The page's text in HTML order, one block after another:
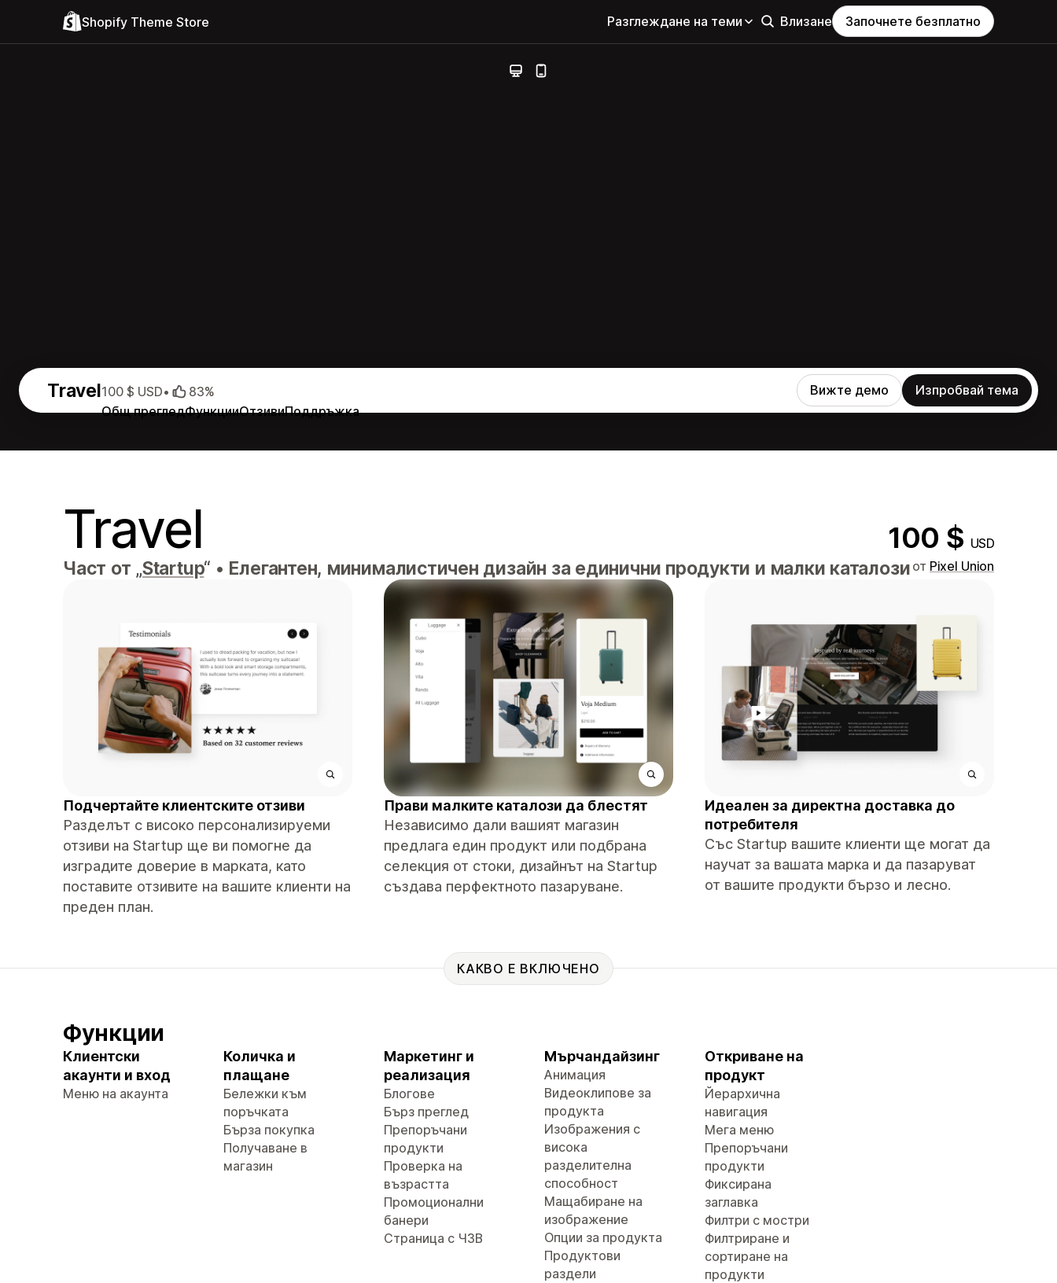
Shopify Theme Store Разглеждане на теми Влизане Започнете безплатно
Travel
Общ прегледФункцииОтзивиПоддръжка
100 $ USD• 83% Вижте демо Изпробвай тема
Travel 100 $ USD
Част от „Startup“ • Елегантен, минималистичен дизайн за единични продукти и малки каталози от Pixel Union
Подчертайте клиентските отзиви
Разделът с високо персонализируеми
отзиви на Startup ще ви помогне да
изградите доверие в марката, като
поставите отзивите на вашите клиенти на
преден план.
Прави малките каталози да блестят
Независимо дали вашият магазин
предлага един продукт или подбрана
селекция от стоки, дизайнът на Startup
създава перфектното пазаруване.
Идеален за директна доставка до
потребителя
Със Startup вашите клиенти ще могат да
научат за вашата марка и да пазаруват
от вашите продукти бързо и лесно.
КАКВО Е ВКЛЮЧЕНО
Функции
Клиентски
акаунти и вход
Меню на акаунта
Количка и
плащане
Бележки към
поръчката
Бърза покупка
Получаване в
магазин
Маркетинг и
реализация
Блогове
Бърз преглед
Препоръчани
продукти
Проверка на
възрастта
Промоционални
банери
Страница с ЧЗВ
Мърчандайзинг
Анимация
Видеоклипове за
продукта
Изображения с
висока
разделителна
способност
Мащабиране на
изображение
Опции за продукта
Продуктови
раздели
Откриване на
продукт
Йерархична
навигация
Мега меню
Препоръчани
продукти
Фиксирана
заглавка
Филтри с мостри
Филтриране и
сортиране на
продукти